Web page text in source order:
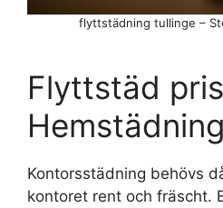
flyttstädning tullinge –
Flyttstäd
Kontorsstädning behövs
kontoret rent och fräscht.